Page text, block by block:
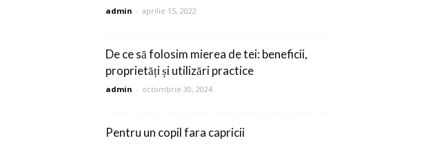
admin - aprilie 15, 2022
De ce să folosim mierea de tei: beneficii,
proprietăți și utilizări practice
admin - octombrie 30, 2024
Pentru un copil fara capricii